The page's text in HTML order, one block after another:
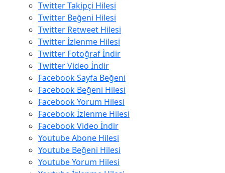
Twitter Takipçi Hilesi
Twitter Beğeni Hilesi
Twitter Retweet Hilesi
Twitter İzlenme Hilesi
Twitter Fotoğraf İndir
Twitter Video İndir
Facebook Sayfa Beğeni
Facebook Beğeni Hilesi
Facebook Yorum Hilesi
Facebook İzlenme Hilesi
Facebook Video İndir
Youtube Abone Hilesi
Youtube Beğeni Hilesi
Youtube Yorum Hilesi